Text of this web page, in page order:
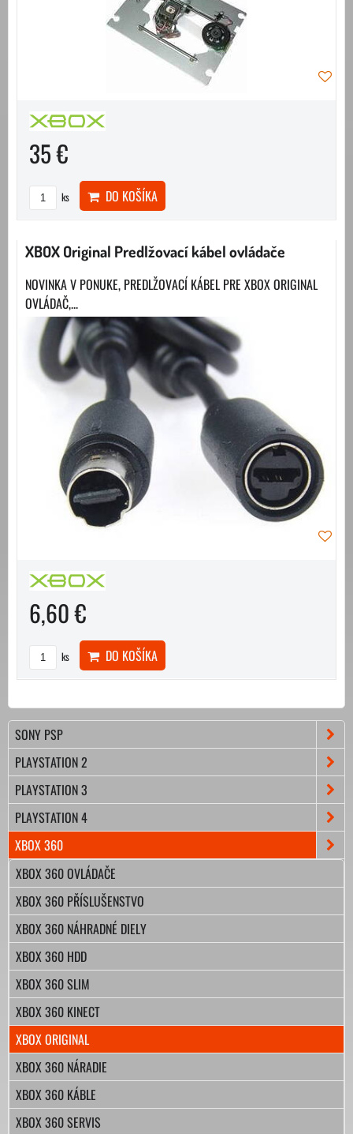
35 €
ks DO KOŠÍKA
XBOX Original Predlžovací kábel ovládače
NOVINKA V PONUKE, PREDLŽOVACÍ KÁBEL PRE XBOX ORIGINAL
OVLÁDAČ,...
6,60 €
ks DO KOŠÍKA
SONY PSP
PLAYSTATION 2
PLAYSTATION 3
PLAYSTATION 4
XBOX 360
XBOX 360 OVLÁDAČE
XBOX 360 PŘÍSLUŠENSTVO
XBOX 360 NÁHRADNÉ DIELY
XBOX 360 HDD
XBOX 360 SLIM
XBOX 360 KINECT
XBOX ORIGINAL
XBOX 360 NÁRADIE
XBOX 360 KÁBLE
XBOX 360 SERVIS